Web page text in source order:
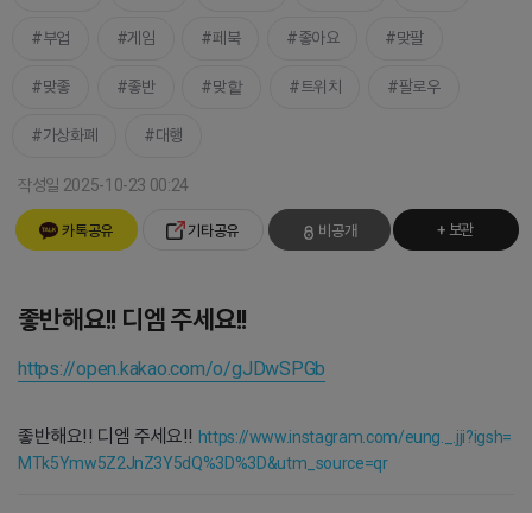
부업 게임 페북 좋아요 맞팔
맞좋 좋반 맞핱 트위치 팔로우
가상화폐 대행
작성일 2025-10-23 00:24
카톡공유 기타공유 비공개 + 보관
좋반해요!! 디엠 주세요!!
https://open.kakao.com/o/gJDwSPGb
좋반해요!! 디엠 주세요!! https://www.instagram.com/eung._.jji?igsh=
MTk5Ymw5Z2JnZ3Y5dQ%3D%3D&utm_source=qr